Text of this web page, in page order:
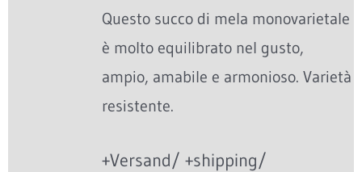
Questo succo di mela monovarietale
è molto equilibrato nel gusto,
ampio, amabile e armonioso. Varietà
resistente.
+Versand/ +shipping/